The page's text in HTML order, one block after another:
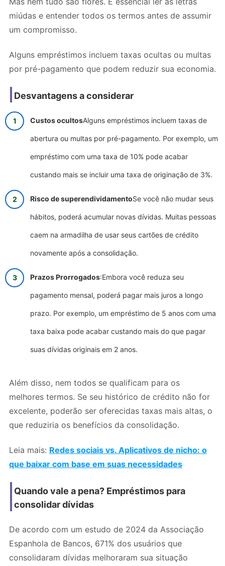
miúdas e entender todos os termos antes de assumir
um compromisso.
Alguns empréstimos incluem taxas ocultas ou multas
por pré-pagamento que podem reduzir sua economia.
Desvantagens a considerar
Custos ocultosAlguns empréstimos incluem taxas de
abertura ou multas por pré-pagamento. Por exemplo, um
empréstimo com uma taxa de 10% pode acabar
custando mais se incluir uma taxa de originação de 3%.
Risco de superendividamentoSe você não mudar seus
hábitos, poderá acumular novas dívidas. Muitas pessoas
caem na armadilha de usar seus cartões de crédito
novamente após a consolidação.
Prazos Prorrogados:Embora você reduza seu
pagamento mensal, poderá pagar mais juros a longo
prazo. Por exemplo, um empréstimo de 5 anos com uma
taxa baixa pode acabar custando mais do que pagar
suas dívidas originais em 2 anos.
Além disso, nem todos se qualificam para os
melhores termos. Se seu histórico de crédito não for
excelente, poderão ser oferecidas taxas mais altas, o
que reduziria os benefícios da consolidação.
Leia mais: Redes sociais vs. Aplicativos de nicho: o
que baixar com base em suas necessidades
Quando vale a pena? Empréstimos para
consolidar dívidas
De acordo com um estudo de 2024 da Associação
Espanhola de Bancos, 671% dos usuários que
consolidaram dívidas melhoraram sua situação